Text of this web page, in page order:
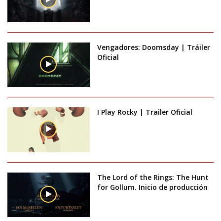
Vengadores: Doomsday | Tráiler
Oficial
I Play Rocky | Trailer Oficial
The Lord of the Rings: The Hunt
for Gollum. Inicio de producción